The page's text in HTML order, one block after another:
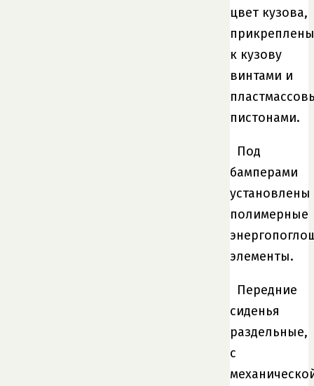
цвет кузова,
прикреплены
к кузову
винтами и
пистонами.
Под
бамперами
установлены
полимерные
элементы.
Передние
сиденья
раздельные,
с